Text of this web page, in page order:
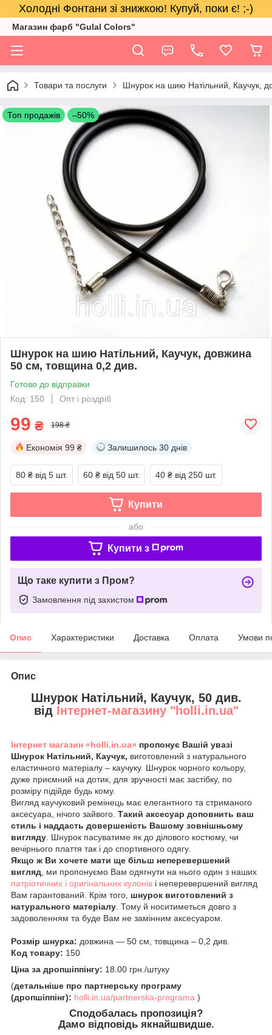
Холодні Фонтани зі знижкою! Купуй, поки є! ;-)
Магазин фарб "Gulal Colors"
Товари та послуги Шнурок на шию Натільний, Каучук,
Топ продажів –50%
Шнурок на шию Натільний, Каучук, довжина
50 см, товщина 0,2 див.
Готово до відправки
Код: 150
Опт і роздріб
99 ₴ 198 ₴
Економія 99 ₴ Залишилось 30 днів
80 ₴ від 5 шт. 60 ₴ від 50 шт. 40 ₴ від 250 шт.
Купити
або
Купити з
Що таке купити з Пром?
Замовлення під захистом
Опис Характеристики Доставка Оплата Умови
Опис
Шнурок Натільний, Каучук, 50 див.
від Інтернет-магазину "holli.in.ua"
Інтернет магазин «holli.in.ua» пропонує Вашій увазі
Шнурок Натільний, Каучук, виготовлений з натурального
еластичного матеріалу – каучуку. Шнурок чорного кольору,
дуже приємний на дотик, для зручності має застібку, по
розміру підійде будь кому.
Вигляд каучуковий ремінець має елегантного та стриманого
аксесуара, нічого зайвого. Такий аксесуар доповнить ваш
стиль і наддасть довершеність Вашому зовнішньому
вигляду. Шнурок пасуватиме як до ділового костюму, чи
вечірнього плаття так і до спортивного одягу.
Якщо ж Ви хочете мати ще більш неперевершений
вигляд, ми пропонуємо Вам одягнути на нього один з наших
патріотичних і оригінальних кулонів і неперевершений вигляд
Вам гарантований. Крім того, шнурок виготовлений з
натурального матеріалу. Тому й носитиметься довго з
задоволенням та буде Вам не замінним аксесуаром.
Розмір шнурка: довжина ― 50 см, товщина – 0,2 див.
Код товару: 150
Ціна за дропшіппінгу: 18.00 грн./штуку
(детальніше про партнерську програму
(дропшіппінг): holli.in.ua/partnerska-programa )
Сподобалась пропозиція?
Дамо відповідь якнайшвидше.